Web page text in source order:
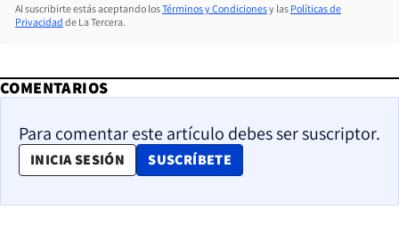
Al suscribirte estás aceptando losTérminos y Condicionesy las Políticas de
Privacidad de La Tercera.
COMENTARIOS
Para comentar este artículo debes ser suscriptor.
INICIA SESIÓN SUSCRÍBETE
OPENS IN NEW WINDOW